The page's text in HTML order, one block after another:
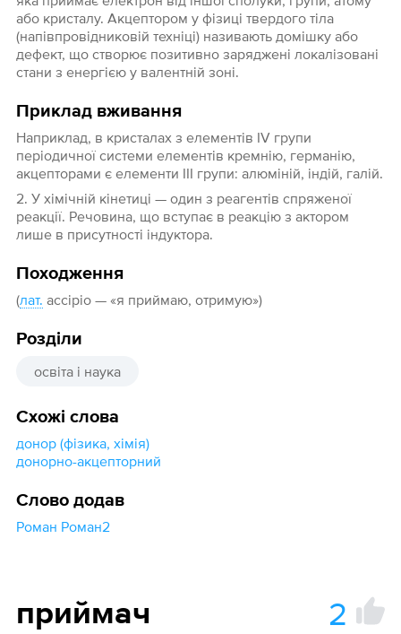
або кристалу. Акцептором у фізиці твердого тіла
(напівпровідниковій техніці) називають домішку або
дефект, що створює позитивно заряджені локалізовані
стани з енергією у валентній зоні.
Приклад вживання
Наприклад, в кристалах з елементів IV групи
періодичної системи елементів кремнію, германію,
акцепторами є елементи III групи: алюміній, індій, галій.
2. У хімічній кінетиці — один з реагентів спряженої
реакції. Речовина, що вступає в реакцію з актором
лише в присутності індуктора.
Походження
(лат. accipio — «я приймаю, отримую»)
Розділи
освіта і наука
Схожі слова
донор (фізика, хімія)
донорно-акцепторний
Слово додав
Роман Роман2
приймач 2